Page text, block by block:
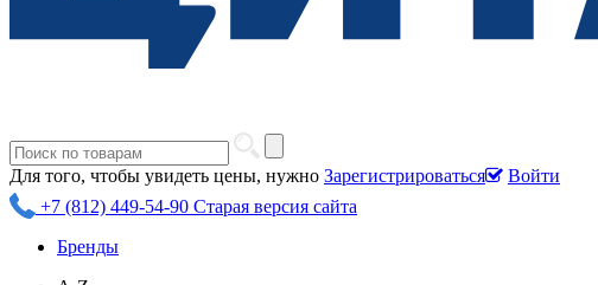
Для того, чтобы увидеть цены, нужно Зарегистрироваться
Войти
+7 (812) 449-54-90 Старая версия сайта
Бренды